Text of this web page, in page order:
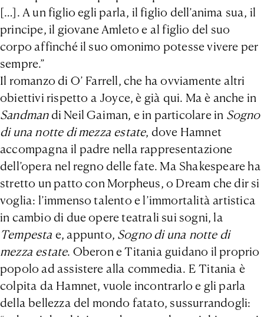
[…]. A un figlio egli parla, il figlio dell’anima sua, il
principe, il giovane Amleto e al figlio del suo
corpo affinché il suo omonimo potesse vivere per
sempre.”
Il romanzo di O’ Farrell, che ha ovviamente altri
obiettivi rispetto a Joyce, è già qui. Ma è anche in
Sandmandi Neil Gaiman, e in particolare in Sogno
di una notte di mezza estate, dove Hamnet
accompagna il padre nella rappresentazione
dell’opera nel regno delle fate. Ma Shakespeare ha
stretto un patto con Morpheus, o Dream che dir si
voglia: l’immenso talento e l’immortalità artistica
in cambio di due opere teatrali sui sogni, la
Tempesta e, appunto, Sogno di una notte di
mezza estate. Oberon e Titania guidano il proprio
popolo ad assistere alla commedia. E Titania è
colpita da Hamnet, vuole incontrarlo e gli parla
della bellezza del mondo fatato, sussurrandogli: